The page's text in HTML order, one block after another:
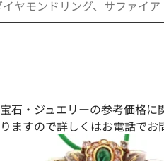
宝石・ジュエリーの参考価格
りますので詳しくはお電話でお